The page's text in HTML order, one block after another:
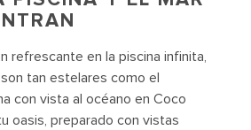
refrescante en la piscina infinita,
tan estelares como el
con vista al océano en Coco
oasis, preparado con vistas